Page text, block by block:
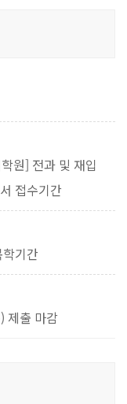
원] 전과 및 재입
접수기간
기간
제출 마감